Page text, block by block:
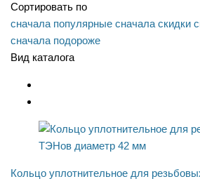
Сортировать по
сначала популярные сначала скидки
сначала подороже
Вид каталога
Кольцо уплотнительное для